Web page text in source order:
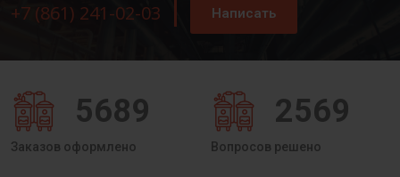
+7 (861) 241-02-03 Написать
5689
Заказов оформлено
2569
Вопросов решено